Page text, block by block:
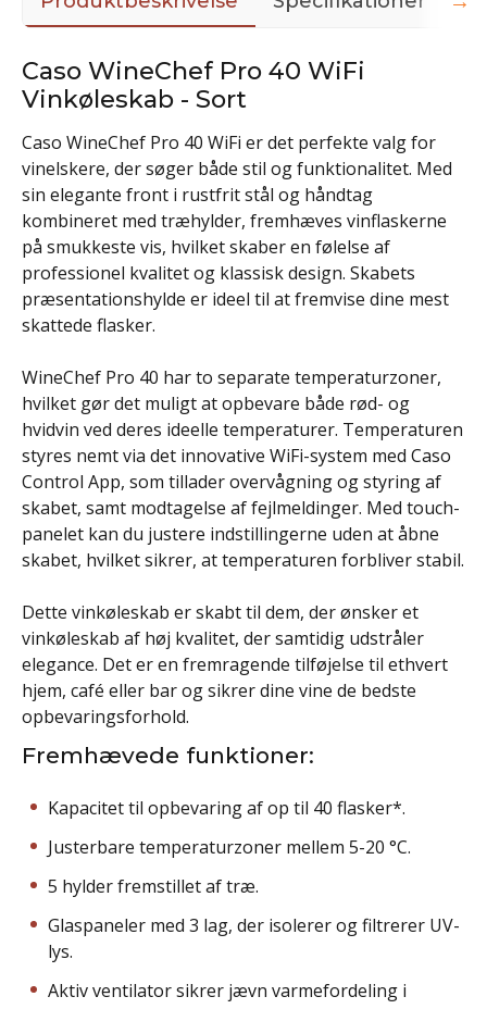
Caso WineChef Pro 40 WiFi
Vinkøleskab - Sort
Caso WineChef Pro 40 WiFi er det perfekte valg for
vinelskere, der søger både stil og funktionalitet. Med
sin elegante front i rustfrit stål og håndtag
kombineret med træhylder, fremhæves vinflaskerne
på smukkeste vis, hvilket skaber en følelse af
professionel kvalitet og klassisk design. Skabets
præsentationshylde er ideel til at fremvise dine mest
skattede flasker.
WineChef Pro 40 har to separate temperaturzoner,
hvilket gør det muligt at opbevare både rød- og
hvidvin ved deres ideelle temperaturer. Temperaturen
styres nemt via det innovative WiFi-system med Caso
Control App, som tillader overvågning og styring af
skabet, samt modtagelse af fejlmeldinger. Med touch-
panelet kan du justere indstillingerne uden at åbne
skabet, hvilket sikrer, at temperaturen forbliver stabil.
Dette vinkøleskab er skabt til dem, der ønsker et
vinkøleskab af høj kvalitet, der samtidig udstråler
elegance. Det er en fremragende tilføjelse til ethvert
hjem, café eller bar og sikrer dine vine de bedste
opbevaringsforhold.
Fremhævede funktioner:
Kapacitet til opbevaring af op til 40 flasker*.
Justerbare temperaturzoner mellem 5-20 °C.
5 hylder fremstillet af træ.
Glaspaneler med 3 lag, der isolerer og filtrerer UV-
lys.
Aktiv ventilator sikrer jævn varmefordeling i